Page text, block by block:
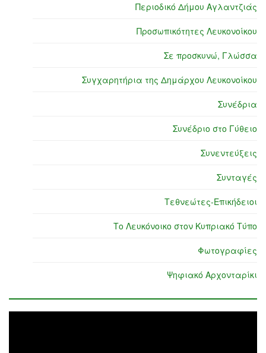
Περιοδικό Δήμου Αγλαντζιάς
Προσωπικότητες Λευκονοίκου
Σε προσκυνώ, Γλώσσα
Συγχαρητήρια της Δημάρχου Λευκονοίκου
Συνέδρια
Συνέδριο στο Γύθειο
Συνεντεύξεις
Συνταγές
Τεθνεώτες-Επικήδειοι
Το Λευκόνοικο στον Κυπριακό Τύπο
Φωτογραφίες
Ψηφιακό Αρχονταρίκι